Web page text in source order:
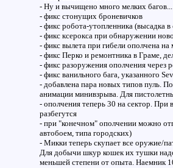
- Ну и вычищено много мелких багов...
- фикс стонущих броневичков
- фикс робота-утопленника (высадка
- фикс ксерокса при обнаружении
- фикс вылета при гибели ополчена на
- фикс Перко и ремонтника в Граме,
- фикс разоружения ополчения через
- фикс ванильного бага, указанного
- добавлена пара новых типов пуль.
анимации минивзрыва. Для
- ополчения теперь 30 на сектор.
разбегутся
- при "конечном" ополчении можно
автобоем, типа городских)
- Микки теперь скупает все оружие/
Для добычи шкур кошек их тушки
меньшей степени от опыта. Наемник